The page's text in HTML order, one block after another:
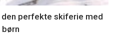
perfekte skiferie med
børn